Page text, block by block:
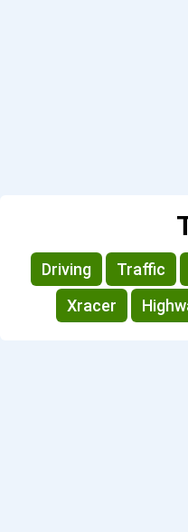
Driving Traffic
Xracer